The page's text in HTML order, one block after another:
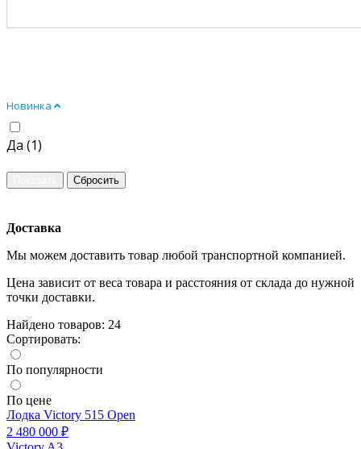
Новинка
Да (1)
Доставка
Мы можем доставить товар любой транспортной компанией.
Цена зависит от веса товара и расстояния от склада до нужной
точки доставки.
Найдено товаров: 24
Сортировать:
По популярности
По цене
Лодка Victory 515 Open
2 480 000 ₽